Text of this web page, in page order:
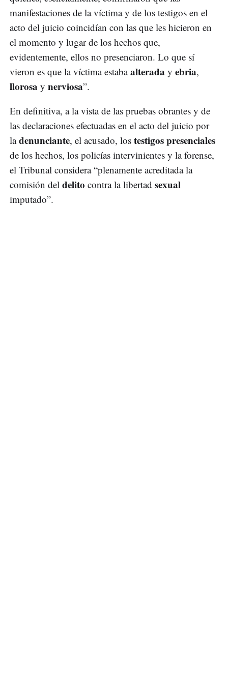
manifestaciones de la víctima y de los testigos en el
acto del juicio coincidían con las que les hicieron en
el momento y lugar de los hechos que,
evidentemente, ellos no presenciaron. Lo que sí
vieron es que la víctima estabaalterada y ebria,
llorosa y nerviosa”.
En definitiva, a la vista de las pruebas obrantes y de
las declaraciones efectuadas en el acto del juicio por
ladenunciante, el acusado, los testigos presenciales
de los hechos, los policías intervinientes y la forense,
el Tribunal considera “plenamente acreditada la
comisión del delito contra la libertad sexual
imputado”.